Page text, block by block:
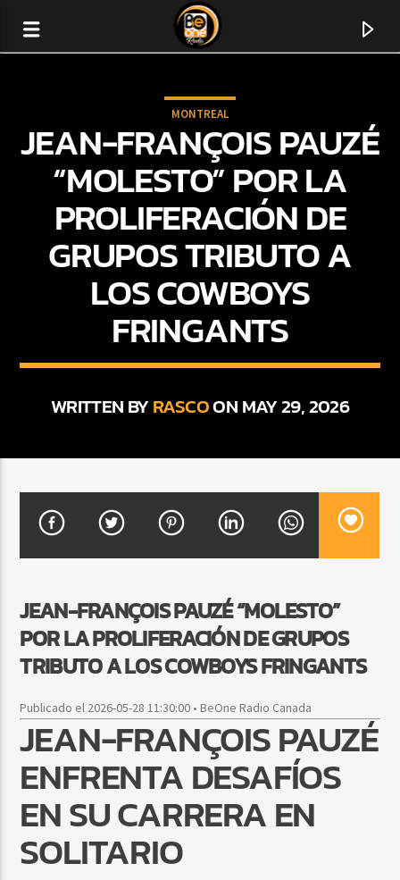
TITLE
SALSA MATUTINA
6:00 AM 9:00 AM
Beone Radio
MONTREAL
JEAN-FRANÇOIS PAUZÉ
“MOLESTO” POR LA
PROLIFERACIÓN DE
GRUPOS TRIBUTO A
LOS COWBOYS
FRINGANTS
WRITTEN BYRASCOON MAY 29, 2026
JEAN-FRANÇOIS PAUZÉ “MOLESTO”
POR LA PROLIFERACIÓN DE GRUPOS
TRIBUTO A LOS COWBOYS FRINGANTS
Publicado el 2026-05-28 11:30:00 • BeOne Radio Canada
JEAN-FRANÇOIS PAUZÉ
ENFRENTA DESAFÍOS
EN SU CARRERA EN
SOLITARIO